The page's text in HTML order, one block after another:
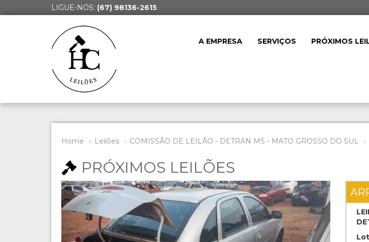
LIGUE-NOS: (67) 98136-2615
A EMPRESA SERVIÇOS PRÓXIMOS
Home Leilões COMISSÃO DE LEILÃO - DETRAN MS - MATO GROSSO DO SUL
PRÓXIMOS LEILÕES
Previous Next